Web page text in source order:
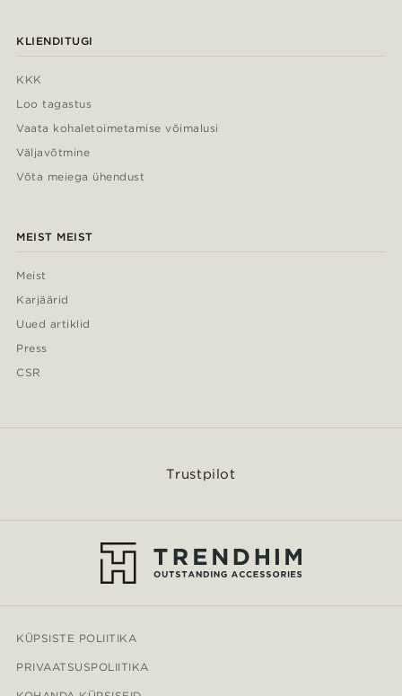
KLIENDITUGI
KKK
Loo tagastus
Vaata kohaletoimetamise võimalusi
Väljavõtmine
Võta meiega ühendust
MEIST MEIST
Meist
Karjäärid
Uued artiklid
Press
CSR
Trustpilot
KÜPSISTE POLIITIKA
PRIVAATSUSPOLIITIKA